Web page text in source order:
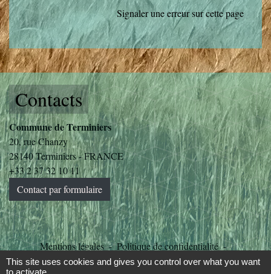
Signaler une erreur sur cette page
Contacts
Commune de Terminiers
20, rue Chanzy
28140 Terminiers - FRANCE
+33 2 37 32 10 11
Contact par formulaire
Mentions légales - Politique de confidentialité -
Accessibilité - Plan du site - Gestion des cookies
This site uses cookies and gives you control over what you want
to activate